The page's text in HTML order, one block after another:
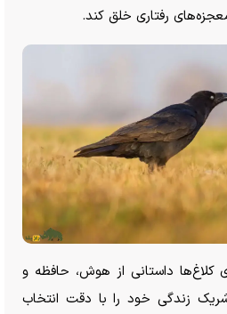
رفتاری خلق کند.
کلاغ‌ها داستانی از هوش، حافظه و
شریک زندگی خود را با دقت انتخاب